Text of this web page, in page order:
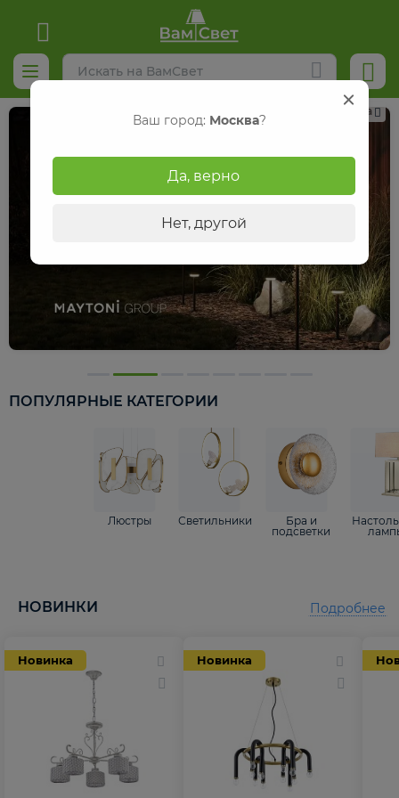
Реклама
ПОПУЛЯРНЫЕ КАТЕГОРИИ
Люстры Светильники
Бра и
подсветки
НОВИНКИ
Новинка Новинка
Подробнее
Ваш город: Москва?
Да, верно
Нет, другой